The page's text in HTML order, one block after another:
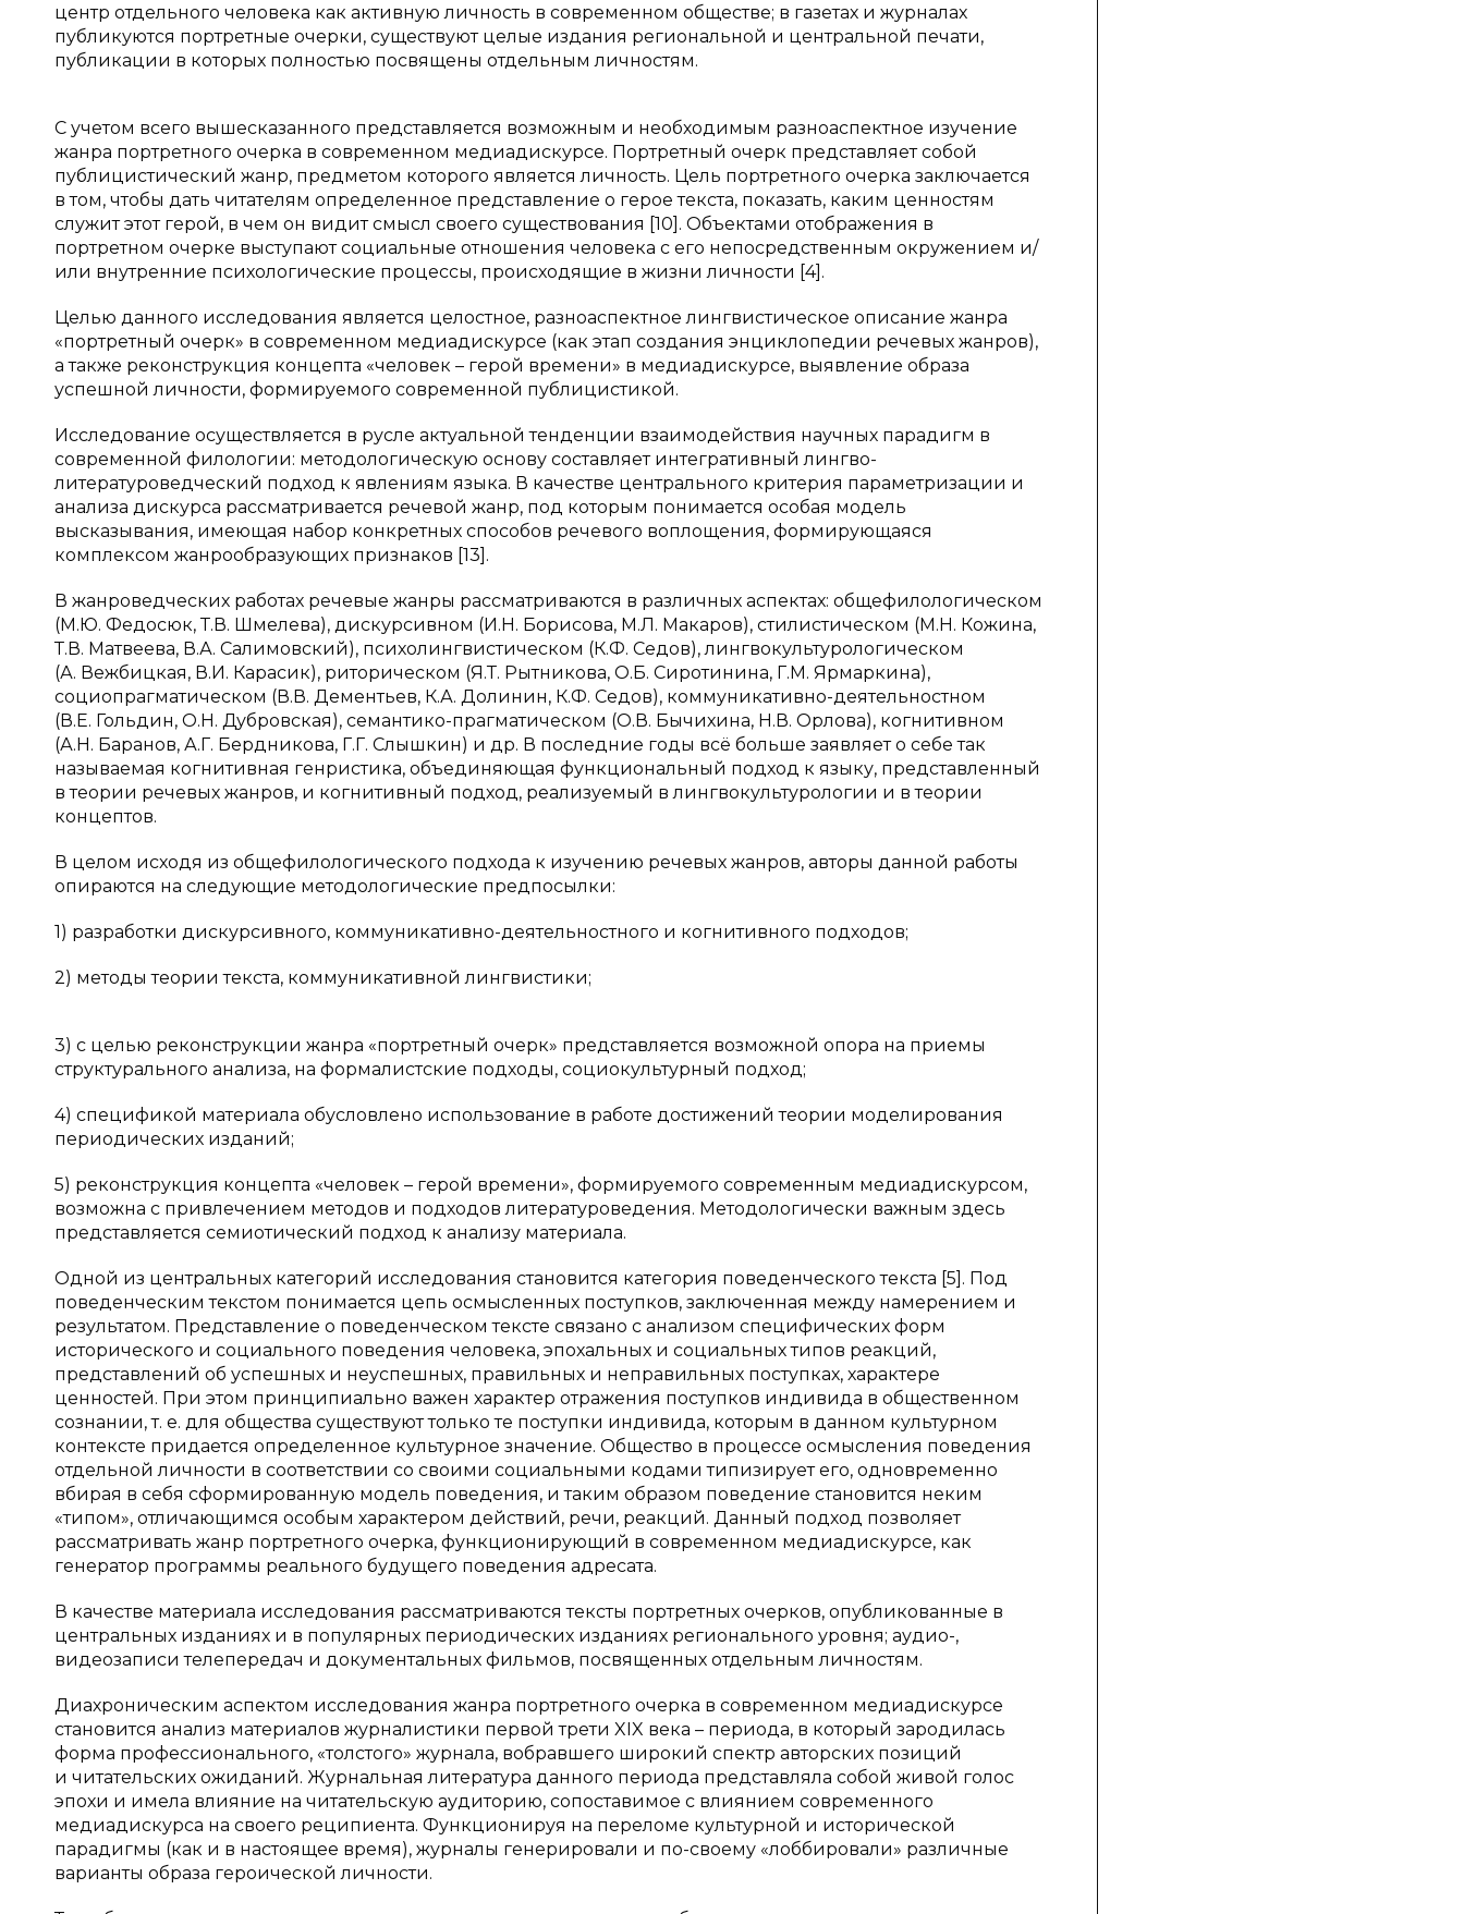
центр отдельного человека как активную личность в современном обществе; в газетах и журналах
публикуются портретные очерки, существуют целые издания региональной и центральной печати,
публикации в которых полностью посвящены отдельным личностям.
С учетом всего вышесказанного представляется возможным и необходимым разноаспектное изучение
жанра портретного очерка в современном медиадискурсе. Портретный очерк представляет собой
публицистический жанр, предметом которого является личность. Цель портретного очерка заключается
в том, чтобы дать читателям определенное представление о герое текста, показать, каким ценностям
служит этот герой, в чем он видит смысл своего существования [10]. Объектами отображения в
портретном очерке выступают социальные отношения человека с его непосредственным окружением и/
или внутренние психологические процессы, происходящие в жизни личности [4].
Целью данного исследования является целостное, разноаспектное лингвистическое описание жанра
«портретный очерк» в современном медиадискурсе (как этап создания энциклопедии речевых жанров),
а также реконструкция концепта «человек – герой времени» в медиадискурсе, выявление образа
успешной личности, формируемого современной публицистикой.
Исследование осуществляется в русле актуальной тенденции взаимодействия научных парадигм в
современной филологии: методологическую основу составляет интегративный лингво-
литературоведческий подход к явлениям языка. В качестве центрального критерия параметризации и
анализа дискурса рассматривается речевой жанр, под которым понимается особая модель
высказывания, имеющая набор конкретных способов речевого воплощения, формирующаяся
комплексом жанрообразующих признаков [13].
В жанроведческих работах речевые жанры рассматриваются в различных аспектах: общефилологическом
(М.Ю. Федосюк, Т.В. Шмелева), дискурсивном (И.Н. Борисова, М.Л. Макаров), стилистическом (М.Н. Кожина,
Т.В. Матвеева, В.А. Салимовский), психолингвистическом (К.Ф. Седов), лингвокультурологическом
(А. Вежбицкая, В.И. Карасик), риторическом (Я.Т. Рытникова, О.Б. Сиротинина, Г.М. Ярмаркина),
социопрагматическом (В.В. Дементьев, К.А. Долинин, К.Ф. Седов), коммуникативно-деятельностном
(В.Е. Гольдин, О.Н. Дубровская), семантико-прагматическом (О.В. Бычихина, Н.В. Орлова), когнитивном
(А.Н. Баранов, А.Г. Бердникова, Г.Г. Слышкин) и др. В последние годы всё больше заявляет о себе так
называемая когнитивная генристика, объединяющая функциональный подход к языку, представленный
в теории речевых жанров, и когнитивный подход, реализуемый в лингвокультурологии и в теории
концептов.
В целом исходя из общефилологического подхода к изучению речевых жанров, авторы данной работы
опираются на следующие методологические предпосылки:
1) разработки дискурсивного, коммуникативно-деятельностного и когнитивного подходов;
2) методы теории текста, коммуникативной лингвистики;
3) с целью реконструкции жанра «портретный очерк» представляется возможной опора на приемы
структурального анализа, на формалистские подходы, социокультурный подход;
4) спецификой материала обусловлено использование в работе достижений теории моделирования
периодических изданий;
5) реконструкция концепта «человек – герой времени», формируемого современным медиадискурсом,
возможна с привлечением методов и подходов литературоведения. Методологически важным здесь
представляется семиотический подход к анализу материала.
Одной из центральных категорий исследования становится категория поведенческого текста [5]. Под
поведенческим текстом понимается цепь осмысленных поступков, заключенная между намерением и
результатом. Представление о поведенческом тексте связано с анализом специфических форм
исторического и социального поведения человека, эпохальных и социальных типов реакций,
представлений об успешных и неуспешных, правильных и неправильных поступках, характере
ценностей. При этом принципиально важен характер отражения поступков индивида в общественном
сознании, т. е. для общества существуют только те поступки индивида, которым в данном культурном
контексте придается определенное культурное значение. Общество в процессе осмысления поведения
отдельной личности в соответствии со своими социальными кодами типизирует его, одновременно
вбирая в себя сформированную модель поведения, и таким образом поведение становится неким
«типом», отличающимся особым характером действий, речи, реакций. Данный подход позволяет
рассматривать жанр портретного очерка, функционирующий в современном медиадискурсе, как
генератор программы реального будущего поведения адресата.
В качестве материала исследования рассматриваются тексты портретных очерков, опубликованные в
центральных изданиях и в популярных периодических изданиях регионального уровня; аудио-,
видеозаписи телепередач и документальных фильмов, посвященных отдельным личностям.
Диахроническим аспектом исследования жанра портретного очерка в современном медиадискурсе
становится анализ материалов журналистики первой трети XIX века – периода, в который зародилась
форма профессионального, «толстого» журнала, вобравшего широкий спектр авторских позиций
и читательских ожиданий. Журнальная литература данного периода представляла собой живой голос
эпохи и имела влияние на читательскую аудиторию, сопоставимое с влиянием современного
медиадискурса на своего реципиента. Функционируя на переломе культурной и исторической
парадигмы (как и в настоящее время), журналы генерировали и по-своему «лоббировали» различные
варианты образа героической личности.